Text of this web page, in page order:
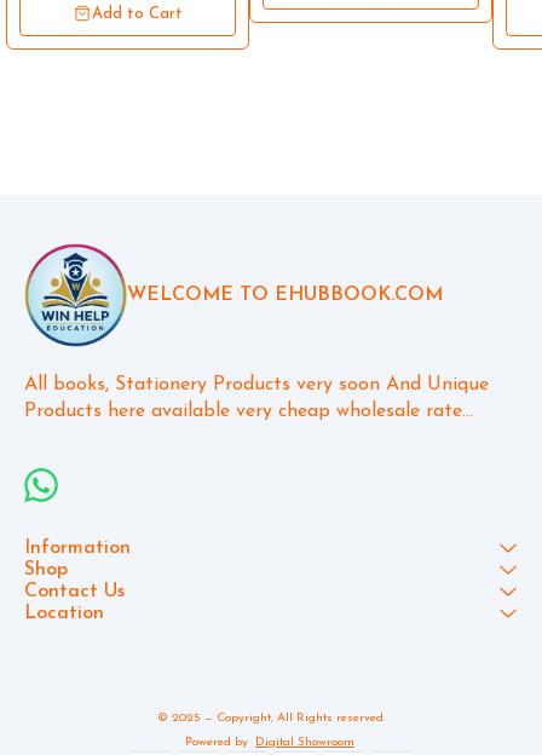
Add to Cart
WELCOME TO EHUBBOOK.COM
All books, Stationery Products very soon And Unique
Products here available very cheap wholesale rate...
Information
Shop
Contact Us
Location
© 2025 — Copyright, All Rights reserved.
Powered
by Digital Showroom